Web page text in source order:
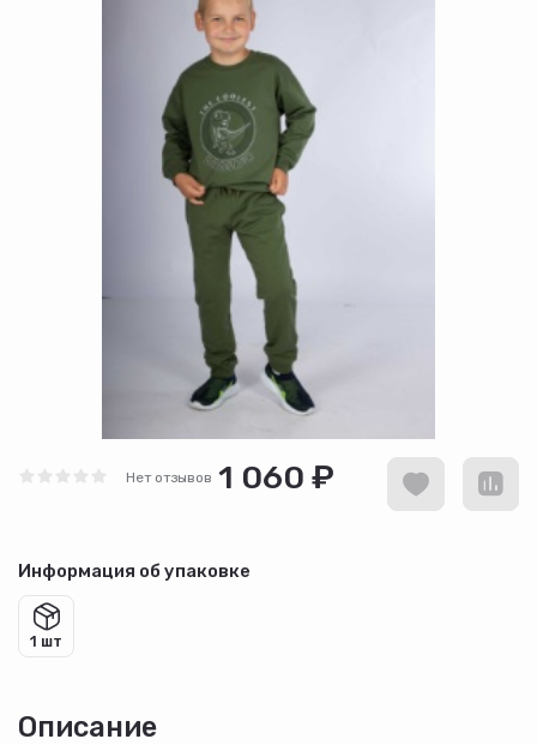
Нет отзывов 1 060 ₽
Информация об упаковке
1 шт
Описание